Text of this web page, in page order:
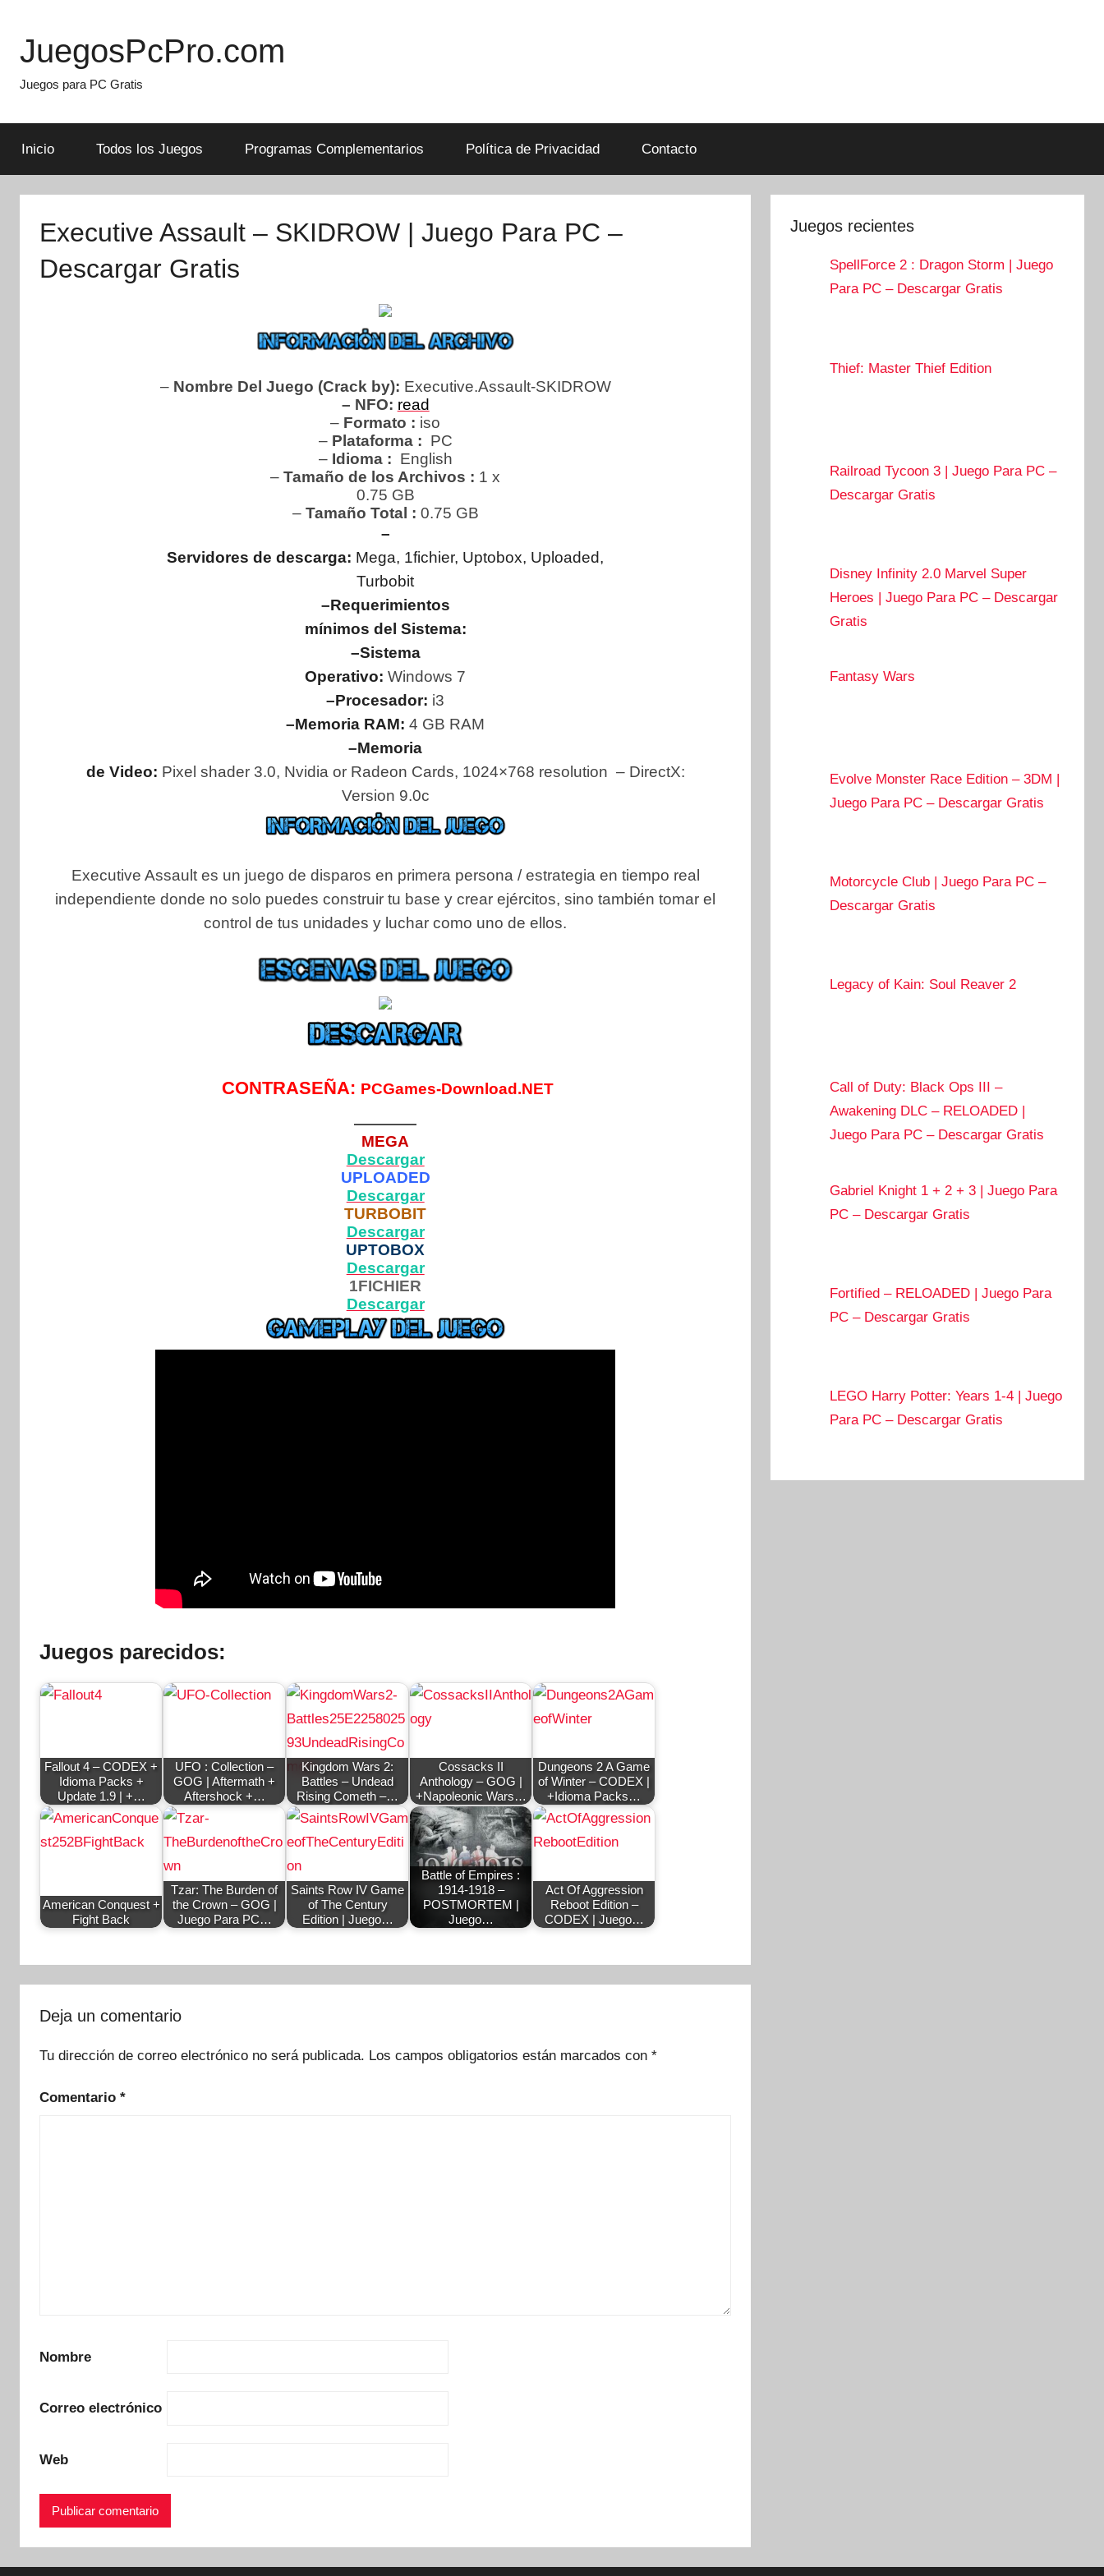
content
JuegosPcPro.com
Juegos para PC Gratis
Inicio Todos los Juegos Programas Complementarios Política de Privacidad Contacto
Executive Assault – SKIDROW | Juego Para PC –
Descargar Gratis
– Nombre Del Juego (Crack by): Executive.Assault-SKIDROW
– NFO: read
– Formato : iso
– Plataforma : PC
– Idioma : English
–Tamaño de los Archivos : 1 x
0.75 GB
– Tamaño Total : 0.75 GB
–
Servidores de descarga: Mega, 1fichier, Uptobox, Uploaded,
Turbobit
–Requerimientos
mínimos del Sistema:
–Sistema
Operativo:Windows 7
–Procesador: i3
–Memoria RAM: 4 GB RAM
–Memoria
de Video: Pixel shader 3.0, Nvidia or Radeon Cards, 1024×768 resolution – DirectX:
Version 9.0c
Executive Assault es un juego de disparos en primera persona / estrategia en tiempo real
independiente donde no solo puedes construir tu base y crear ejércitos, sino también tomar el
control de tus unidades y luchar como uno de ellos.
CONTRASEÑA: PCGames-Download.NET
————
MEGA
Descargar
UPLOADED
Descargar
TURBOBIT
Descargar
UPTOBOX
Descargar
1FICHIER
Descargar
Juegos parecidos:
Fallout 4 – CODEX +
Idioma Packs +
Update 1.9 | +…
UFO : Collection –
GOG | Aftermath +
Aftershock +…
Kingdom Wars 2:
Battles – Undead
Rising Cometh –…
Cossacks II
Anthology – GOG |
+Napoleonic Wars…
Dungeons 2 A Game
of Winter – CODEX |
+Idioma Packs…
American Conquest +
Fight Back
Tzar: The Burden of
the Crown – GOG |
Juego Para PC…
Saints Row IV Game
of The Century
Edition | Juego…
Battle of Empires :
1914-1918 –
POSTMORTEM |
Juego…
Act Of Aggression
Reboot Edition –
CODEX | Juego…
Deja un comentario
Tu dirección de correo electrónico no será publicada. Los campos obligatorios están marcados con *
Comentario *
Nombre
Correo electrónico
Web
Juegos recientes
SpellForce 2 : Dragon Storm | Juego
Para PC – Descargar Gratis
Thief: Master Thief Edition
Railroad Tycoon 3 | Juego Para PC –
Descargar Gratis
Disney Infinity 2.0 Marvel Super
Heroes | Juego Para PC – Descargar
Gratis
Fantasy Wars
Evolve Monster Race Edition – 3DM |
Juego Para PC – Descargar Gratis
Motorcycle Club | Juego Para PC –
Descargar Gratis
Legacy of Kain: Soul Reaver 2
Call of Duty: Black Ops III –
Awakening DLC – RELOADED |
Juego Para PC – Descargar Gratis
Gabriel Knight 1 + 2 + 3 | Juego Para
PC – Descargar Gratis
Fortified – RELOADED | Juego Para
PC – Descargar Gratis
LEGO Harry Potter: Years 1-4 | Juego
Para PC – Descargar Gratis